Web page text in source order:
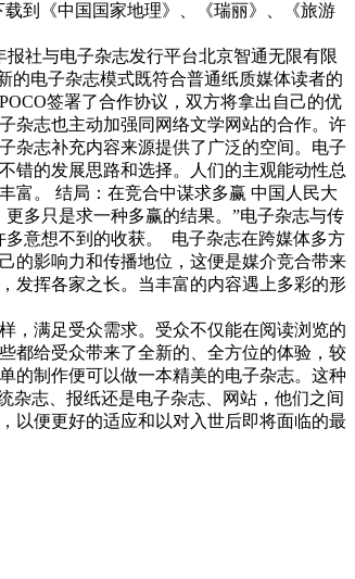
到《中国国家地理》、《瑞丽》、《旅游
社与电子杂志发行平台北京智通无限有限
电子杂志模式既符合普通纸质媒体读者的
签署了合作协议，双方将拿出自己的优
杂志也主动加强同网络文学网站的合作。许
杂志补充内容来源提供了广泛的空间。电子
错的发展思路和选择。人们的主观能动性总
富。 结局：在竞合中谋求多赢 中国人民大
多只是求一种多赢的结果。”电子杂志与传
意想不到的收获。 电子杂志在跨媒体多方
的影响力和传播地位，这便是媒介竞合带来
发挥各家之长。当丰富的内容遇上多彩的形
，满足受众需求。受众不仅能在阅读浏览的
都给受众带来了全新的、全方位的体验，较
的制作便可以做一本精美的电子杂志。这种
杂志、报纸还是电子杂志、网站，他们之间
以便更好的适应和以对入世后即将面临的最